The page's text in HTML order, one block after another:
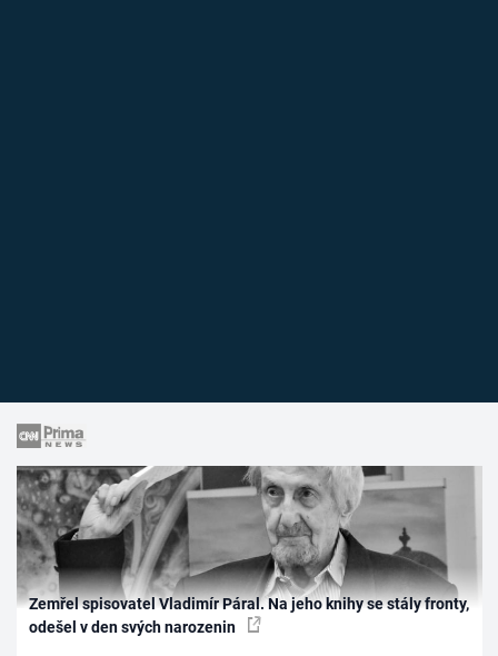
Zemřel spisovatel Vladimír Páral. Na jeho knihy se stály fronty,
odešel v den svých narozenin